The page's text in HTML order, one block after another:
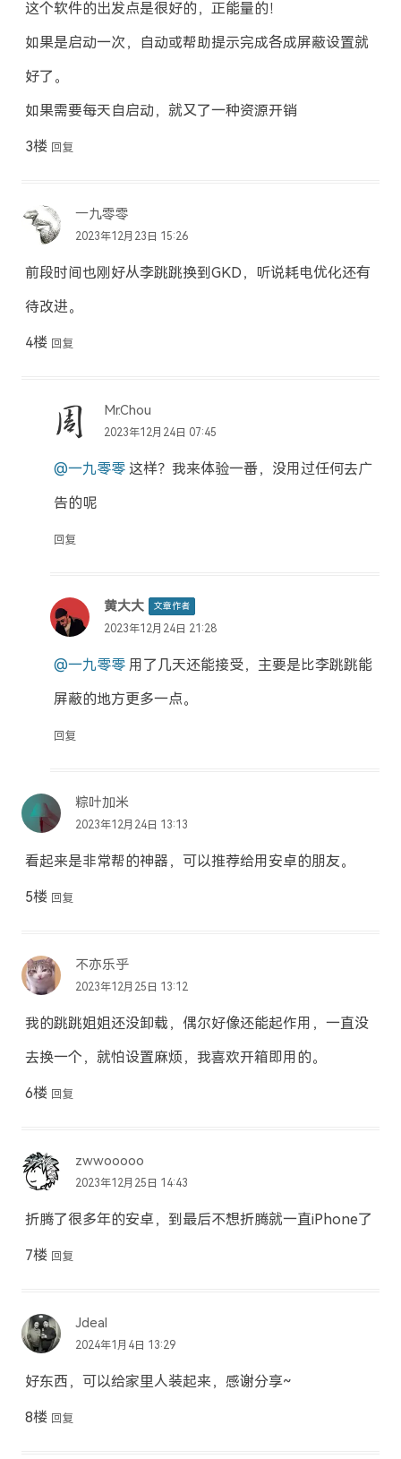
这个软件的出发点是很好的，正能量的！
如果是启动一次，自动或帮助提示完成各成屏蔽设置就
好了。
如果需要每天自启动，就又了一种资源开销
3楼 回复
一九零零
2023年12月23日 15:26
前段时间也刚好从李跳跳换到GKD，听说耗电优化还有
待改进。
4楼 回复
Mr.Chou
2023年12月24日 07:45
@一九零零 这样？我来体验一番，没用过任何去广
告的呢
回复
黄大大 文章作者
2023年12月24日 21:28
@一九零零 用了几天还能接受，主要是比李跳跳能
屏蔽的地方更多一点。
回复
粽叶加米
2023年12月24日 13:13
看起来是非常帮的神器，可以推荐给用安卓的朋友。
5楼 回复
不亦乐乎
2023年12月25日 13:12
我的跳跳姐姐还没卸载，偶尔好像还能起作用，一直没
去换一个，就怕设置麻烦，我喜欢开箱即用的。
6楼 回复
zwwooooo
2023年12月25日 14:43
折腾了很多年的安卓，到最后不想折腾就一直iPhone了
7楼 回复
Jdeal
2024年1月4日 13:29
好东西，可以给家里人装起来，感谢分享~
8楼 回复